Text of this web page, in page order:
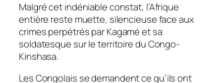
Malgré cet indéniable constat, l’Afrique
entière reste muette, silencieuse face aux
crimes perpétrés par Kagamé et sa
soldatesque sur le territoire du Congo-
Kinshasa.
Les Congolais se demandent ce qu’ils ont